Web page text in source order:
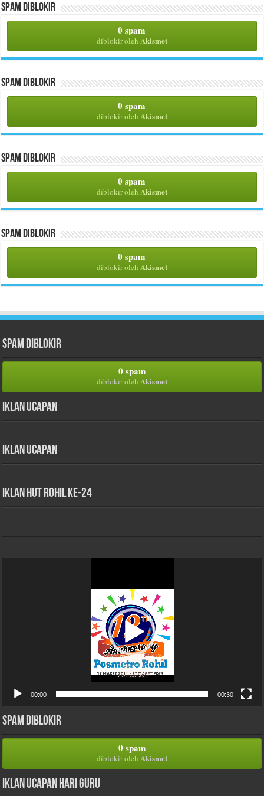
Spam Diblokir
0 spam
diblokir oleh Akismet
Spam Diblokir
0 spam
diblokir oleh Akismet
Spam Diblokir
0 spam
diblokir oleh Akismet
Spam Diblokir
0 spam
diblokir oleh Akismet
Spam Diblokir
0 spam
diblokir oleh Akismet
Iklan Ucapan
Iklan Ucapan
iklan HUT Rohil Ke-24
00:00 00:30
Spam Diblokir
0 spam
diblokir oleh Akismet
Iklan Ucapan Hari Guru